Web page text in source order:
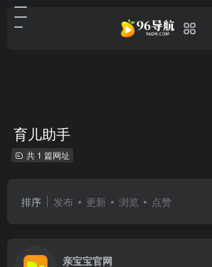
育儿助手
共 1 篇网址
排序 发布 更新 浏览 点赞
亲宝宝官网